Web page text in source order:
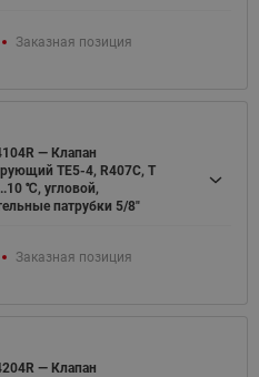
Заказная позиция
— Клапан
TE5-4, R407C, T
℃, угловой,
патрубки 5/8"
Заказная позиция
— Клапан